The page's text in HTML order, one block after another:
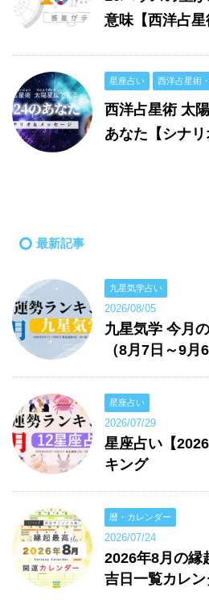
意味【西洋占星
星座占い 西洋占星術
西洋占星術 太
あなた【シナリ
最新記事
九星気学占い
2026/08/05
九星気学 今月
（8月7日～9月
星座占い
2026/07/29
星座占い【
キング
暦・カレンダー
2026/07/24
2026年8月の縁
吉日一覧カレン